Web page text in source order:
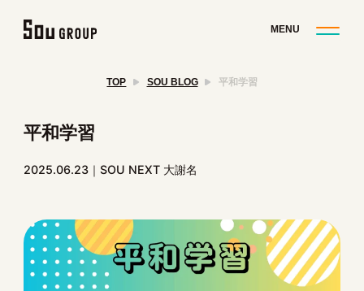
TOP SOU BLOG 平和学習
平和学習
2025.06.23 SOU NEXT 大謝名